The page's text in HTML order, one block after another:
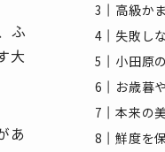
ふ
大
あ
高級か
失敗し
小田原
お歳暮
本来の
鮮度を